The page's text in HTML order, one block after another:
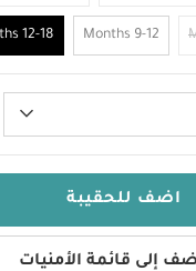
9-12 Months
12-18 Months
اضف للحقيبة
إلى قائمة الأمنيات